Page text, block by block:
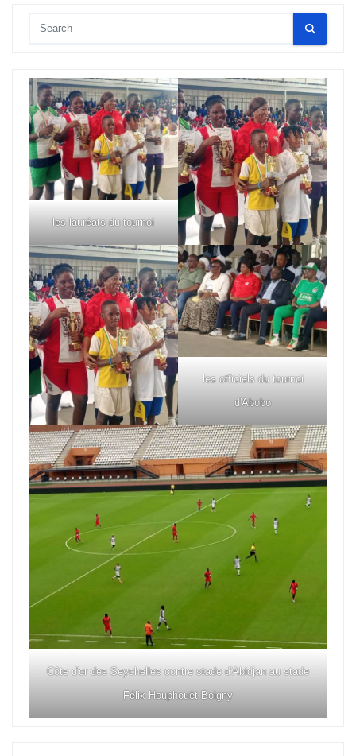
les lauréats du tournoi
les officiels du tournoi
d'Abobo
Côte d'or des Seychelles contre stade d'Abidjan au stade
Félix Houphouët Boigny